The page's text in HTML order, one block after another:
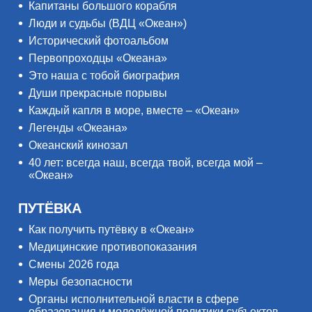
Капитаны большого корабля
Люди и судьбы (ВДЦ «Океан»)
Исторический фотоальбом
Первопроходцы «Океана»
Это наша с тобой биография
Души прекрасные порывы
Каждый капля в море, вместе – «Океан»
Легенды «Океана»
Океанский кинозал
40 лет: всегда наш, всегда твой, всегда мой –
«Океан»
ПУТЁВКА
Как получить путёвку в «Океан»
Медицинские противопоказания
Смены 2026 года
Меры безопасности
Органы исполнительной власти в сфере